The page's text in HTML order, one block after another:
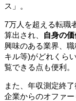
ス」。
7万人を超える転職
算出され、
自身の
興味のある業界、
キル等)がどれくら
覧できる点も便利。
また、年収測定終
企業からのオファー